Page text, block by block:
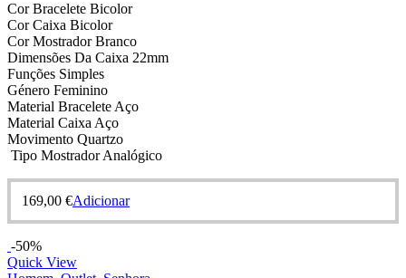
Cor Bracelete Bicolor
Cor Caixa Bicolor
Cor Mostrador Branco
Dimensões Da Caixa 22mm
Funções Simples
Género Feminino
Material Bracelete Aço
Material Caixa Aço
Movimento Quartzo
Tipo Mostrador Analógico
169,00 €Adicionar
-50%
Quick View